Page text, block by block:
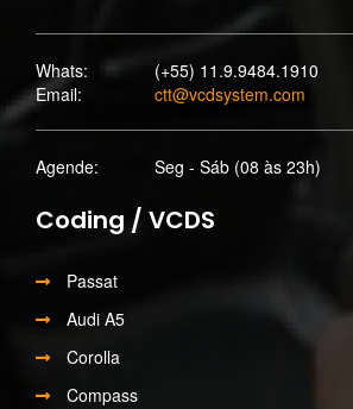
Whats:
(+55) 11.9.9484.1910
Email:
ctt@vcdsystem.com
Agende: Seg - Sáb (08 às 23h)
Coding / VCDS
Passat
Audi A5
Corolla
Compass